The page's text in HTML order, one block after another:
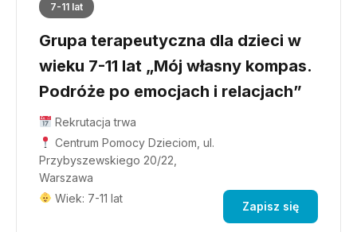
7-11 lat
Grupa terapeutyczna dla dzieci w
wieku 7-11 lat „Mój własny kompas.
Podróże po emocjach i relacjach”
Rekrutacja trwa
Centrum Pomocy Dzieciom, ul.
Przybyszewskiego 20/22,
Warszawa
Wiek: 7-11 lat
Zapisz się